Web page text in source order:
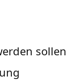
sollen